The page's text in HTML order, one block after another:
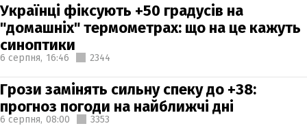
Українці фіксують +50 градусів на
"домашніх" термометрах: що на це кажуть
синоптики
6 серпня, 16:46 2344
Грози замінять сильну спеку до +38:
прогноз погоди на найближчі дні
6 серпня, 08:00 3353